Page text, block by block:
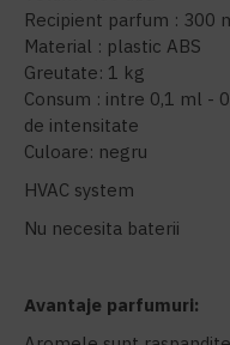
Recipient parfum : 300
Material : plastic ABS
Greutate: 1 kg
Consum : intre 0,1 ml -
de intensitate
Culoare: negru
HVAC system
Nu necesita baterii
Avantaje parfumuri: